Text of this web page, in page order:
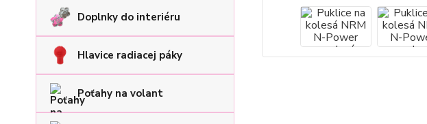
Doplnky do interiéru
Hlavice radiacej páky
Poťahy na volant